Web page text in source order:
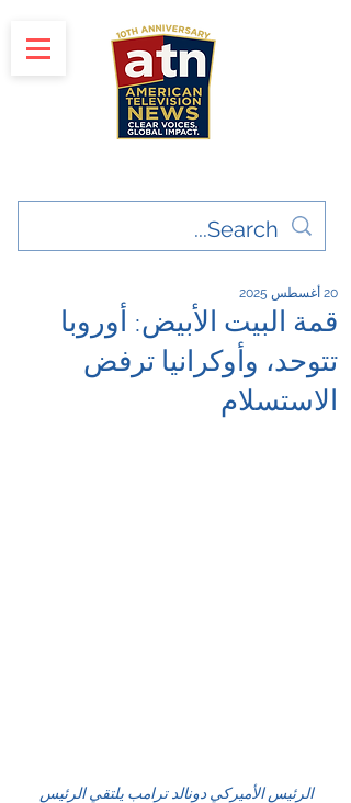
قمة البيت الأبيض: أوروبا
تتوحد، وأوكرانيا ترفض
الاستسلام
20 أغسطس 2025
الرئيس الأميركي دونالد ترامب يلتقي الرئيس